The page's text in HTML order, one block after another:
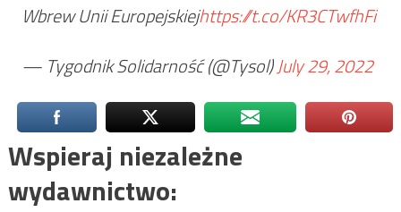
Wbrew Unii Europejskiejhttps://t.co/KR3CTwfhFi
— Tygodnik Solidarność (@Tysol)July 29, 2022
Wspieraj niezależne
wydawnictwo: